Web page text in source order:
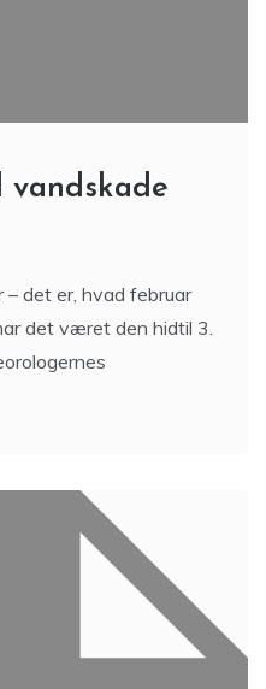
vandskade
– det er, hvad februar
det været den hidtil 3.